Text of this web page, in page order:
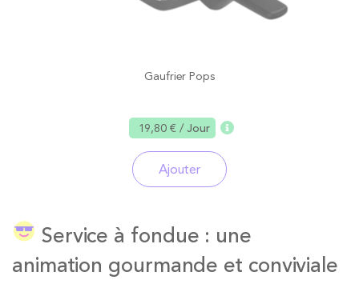
Gaufrier Pops
19,80 €/ Jour
Ajouter
Service à fondue : une
animation gourmande et conviviale